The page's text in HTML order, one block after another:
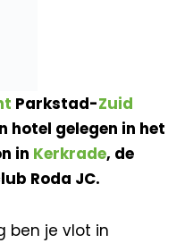
Parkstad-Zuid
hotel gelegen in het
in Kerkrade, de
Roda JC.
ben je vlot in